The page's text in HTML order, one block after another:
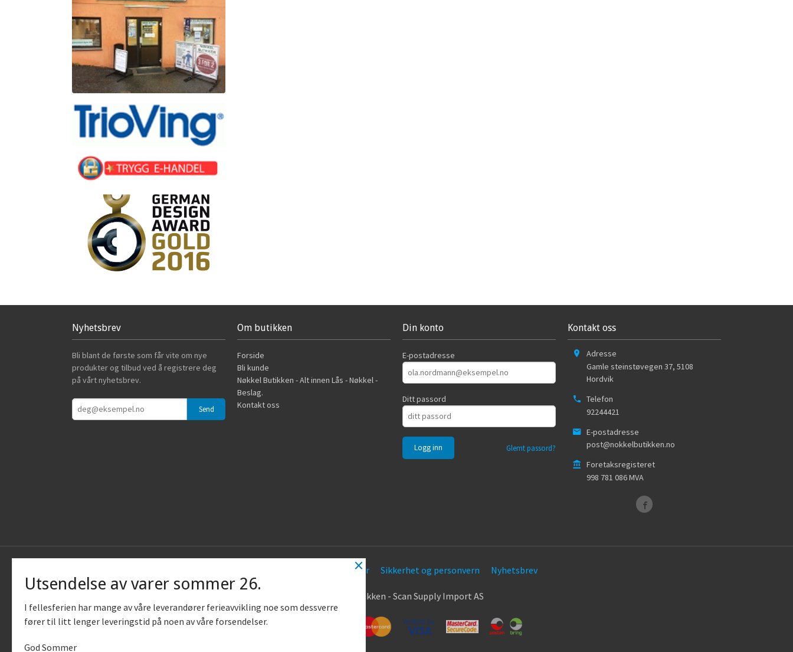
Nyhetsbrev
Bli blant de første som får vite om nye
produkter og tilbud ved å registrere deg
på vårt nyhetsbrev.
Om butikken
Forside
Bli kunde
Nøkkel Butikken - Alt innen Lås - Nøkkel -
Beslag.
Kontakt oss
Din konto
E-postadresse
Ditt passord
Glemt passord?
Kontakt oss
Adresse
Gamle steinstøvegen 37, 5108
Hordvik
Telefon
92244421
E-postadresse
post@nokkelbutikken.no
Foretaksregisteret
998 781 086 MVA
Kjøpsbetingelser Sikkerhet og personvern Nyhetsbrev
© Nøkkel Butikken - Scan Supply Import AS
×
Utsendelse av varer sommer 26.
I fellesferien har mange av våre leverandører ferieavvikling noe som dessverre
fører til litt lenger leveringstid på noen av våre forsendelser.
God Sommer